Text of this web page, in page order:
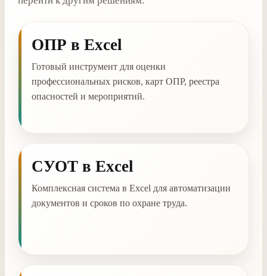
ОПР в Excel
Готовый инструмент для оценки
профессиональных рисков, карт ОПР, реестра
опасностей и мероприятий.
СУОТ в Excel
Комплексная система в Excel для автоматизации
документов и сроков по охране труда.